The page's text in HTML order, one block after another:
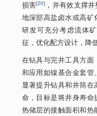
损害[20]
，并有效支撑
地深部高盐卤水或高矿
研发可充分考虑流体
征，优化配方设计，降
在钻具与完井工具方面
和应用如镍基合金套管
显著提升钻具和井筒
命，目标是将井身寿命
热储层的接触面积和热